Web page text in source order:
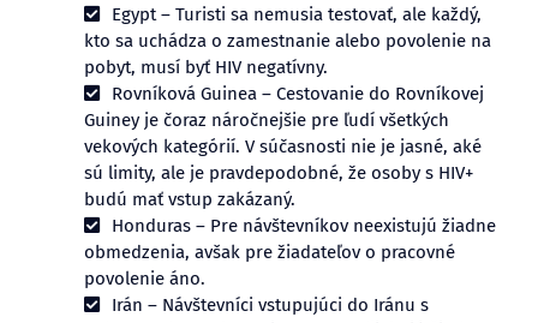
Egypt – Turisti sa nemusia testovať, ale každý,
kto sa uchádza o zamestnanie alebo povolenie na
pobyt, musí byť HIV negatívny.
Rovníková Guinea – Cestovanie do Rovníkovej
Guiney je čoraz náročnejšie pre ľudí všetkých
vekových kategórií. V súčasnosti nie je jasné, aké
sú limity, ale je pravdepodobné, že osoby s HIV+
budú mať vstup zakázaný.
Honduras – Pre návštevníkov neexistujú žiadne
obmedzenia, avšak pre žiadateľov o pracovné
povolenie áno.
Irán – Návštevníci vstupujúci do Iránu s